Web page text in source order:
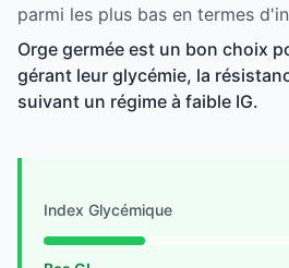
parmi les plus bas en termes
Orge germée est un bon choix
gérant leur glycémie, la
suivant un régime à faible IG.
Index Glycémique